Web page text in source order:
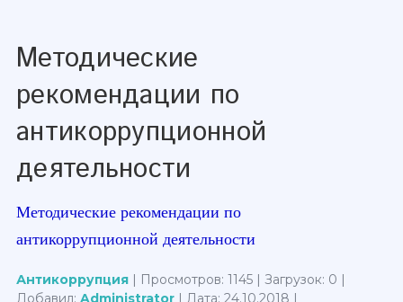
Методические
рекомендации по
антикоррупционной
деятельности
Методические рекомендации по
антикоррупционной деятельности
Антикоррупция | Просмотров: 1145 | Загрузок: 0 |
Добавил: Administrator | Дата: 24.10.2018 |